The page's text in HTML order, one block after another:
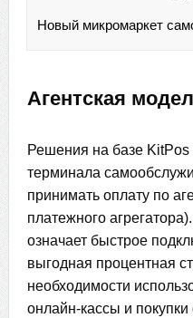
Новый микромаркет
Агентская
Решения на базе KitPos
терминала
принимать оплату по
платежного
означает быстрое
выгодная процентная
необходимости
онлайн-кассы и